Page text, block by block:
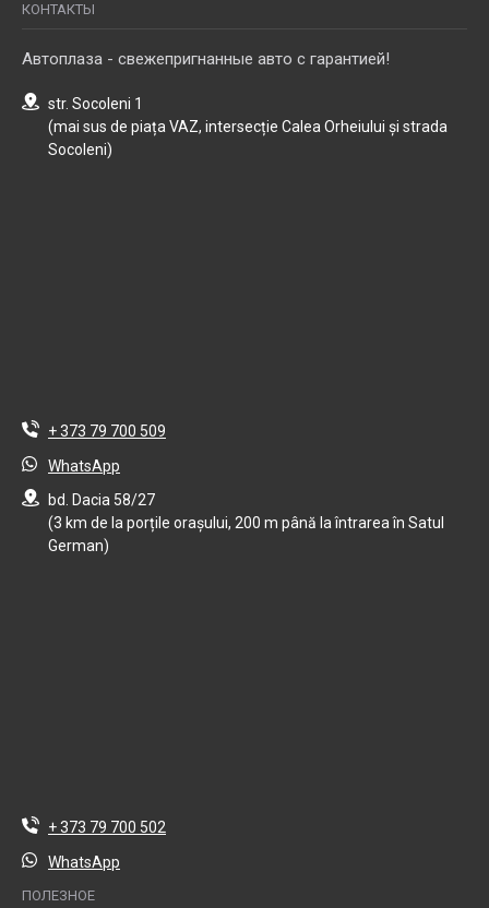
КОНТАКТЫ
Автоплаза - свежепригнанные авто с гарантией!
str. Socoleni 1
(mai sus de piața VAZ, intersecție Calea Orheiului și strada
Socoleni)
+ 373 79 700 509
WhatsApp
bd. Dacia 58/27
(3 km de la porțile orașului, 200 m până la întrarea în Satul
German)
+ 373 79 700 502
WhatsApp
ПОЛЕЗНОЕ